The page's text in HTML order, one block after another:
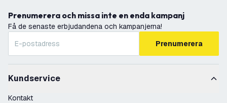
Prenumerera och missa inte en enda kampanj
Få de senaste erbjudandena och kampanjerna!
Prenumerera
Kundservice
Kontakt